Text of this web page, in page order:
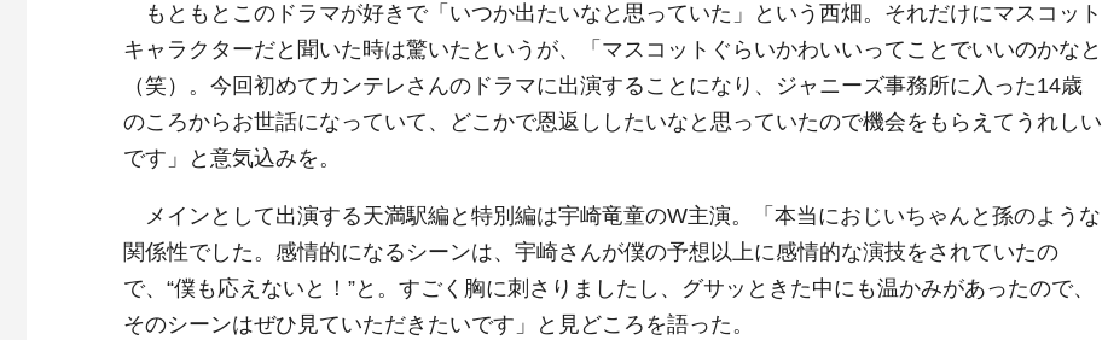
もともとこのドラマが好きで「いつか出たいなと思っていた」という西畑。それだけにマスコット
キャラクターだと聞いた時は驚いたというが、「マスコットぐらいかわいいってことでいいのかなと
（笑）。今回初めてカンテレさんのドラマに出演することになり、ジャニーズ事務所に入った14歳
のころからお世話になっていて、どこかで恩返ししたいなと思っていたので機会をもらえてうれしい
です」と意気込みを。
メインとして出演する天満駅編と特別編は宇崎竜童のW主演。「本当におじいちゃんと孫のような
関係性でした。感情的になるシーンは、宇崎さんが僕の予想以上に感情的な演技をされていたの
で、“僕も応えないと！”と。すごく胸に刺さりましたし、グサッときた中にも温かみがあったので、
そのシーンはぜひ見ていただきたいです」と見どころを語った。